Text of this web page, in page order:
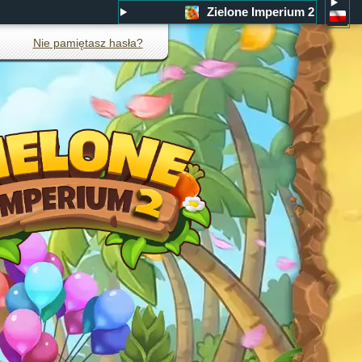
Zielone Imperium 2
Nie pamiętasz hasła?